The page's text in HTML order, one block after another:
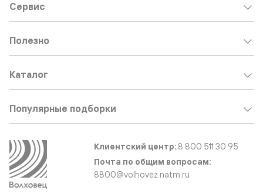
Сервис
Полезно
Каталог
Популярные подборки
Клиентский центр: 8 800 511 30 95
Почта по общим вопросам:
8800@volhovez.natm.ru